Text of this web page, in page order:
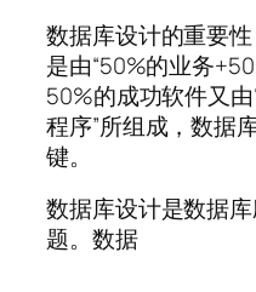
数据库设计的重要
是由“50%的业务
50%的成功软件又
程序”所组成，数据
键。
数据库设计是数据
题。数据